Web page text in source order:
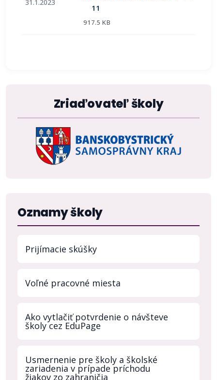
31.1.2023
11
917.5 KB
Zriaďovateľ školy
Oznamy školy
Prijímacie skúšky
Voľné pracovné miesta
Ako vytlačiť potvrdenie o návšteve
školy cez EduPage
Usmernenie pre školy a školské
zariadenia v prípade príchodu
žiakov zo zahraničia